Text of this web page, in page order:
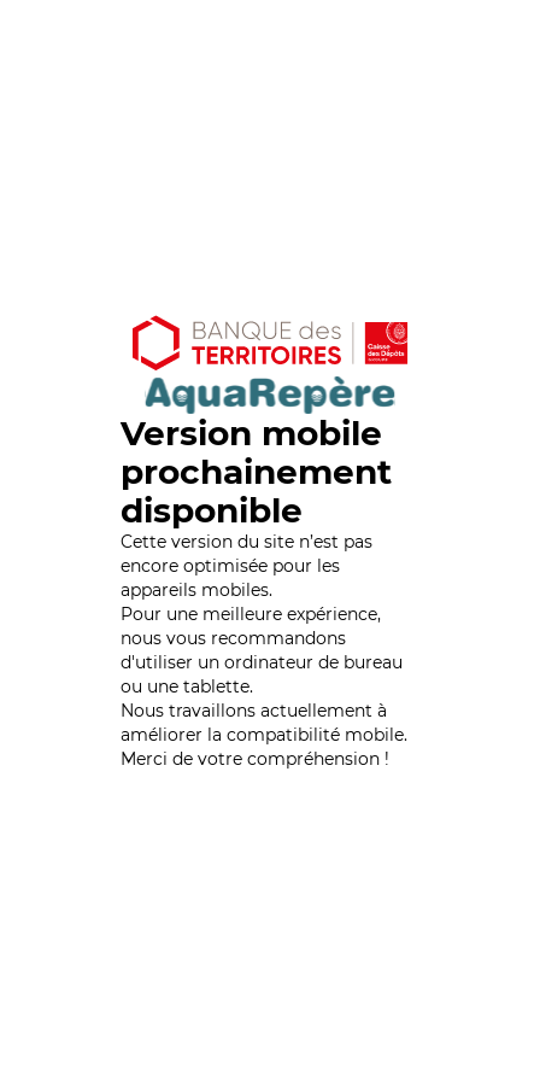
Version mobile
prochainement
disponible
Cette version du site n’est pas
encore optimisée pour les
appareils mobiles.
Pour une meilleure expérience,
nous vous recommandons
d'utiliser un ordinateur de bureau
ou une tablette.
Nous travaillons actuellement à
améliorer la compatibilité mobile.
Merci de votre compréhension !